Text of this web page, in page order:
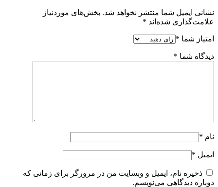
نشانی ایمیل شما منتشر نخواهد شد. بخش‌های موردنیاز
علامت‌گذاری شده‌اند *
امتیاز شما *
دیدگاه شما *
نام *
ایمیل *
ذخیره نام، ایمیل و وبسایت من در مرورگر برای زمانی که
دوباره دیدگاهی می‌نویسم.